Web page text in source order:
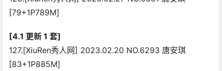
[79+1P789M]
[4.1 更新 1 套]
127.[XiuRen秀人网] 2023.02.20 NO.6293 唐安琪
[83+1P885M]